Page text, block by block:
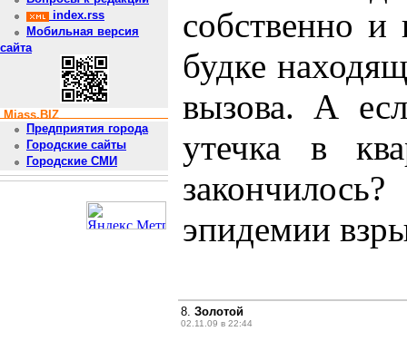
index.rss
Мобильная версия
сайта
Miass.BIZ
Предприятия города
Городские сайты
Городские СМИ
собственно и
будке
вызова. А
утечка в
эпидемии
8. Золотой
02.11.09 в 22:44